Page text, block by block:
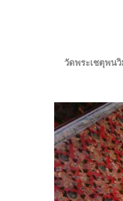
วัดพระเชตุพน